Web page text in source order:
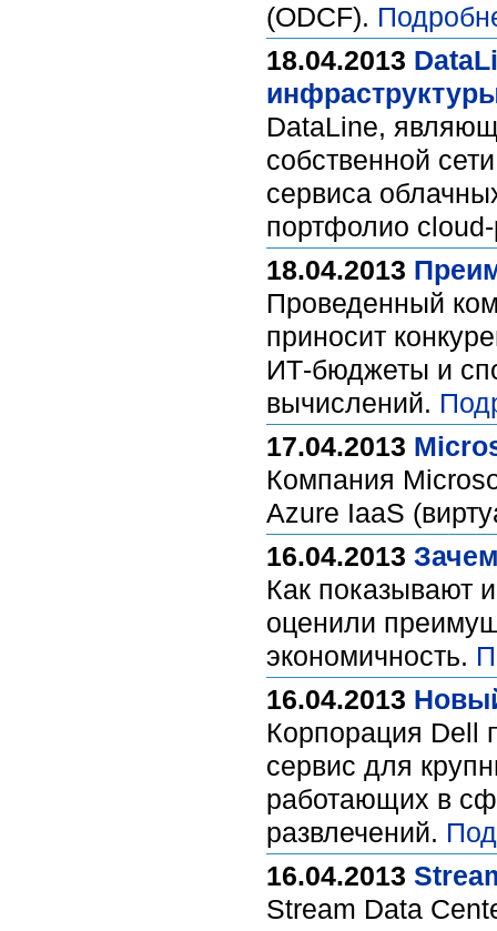
(ODCF).
18.04.2013
DataLine,
собственной
сервиса
портфолио
18.04.2013
Проведенный
приносит
ИТ-бюджеты и
вычислений.
17.04.2013
Компания
Azure IaaS
16.04.2013
Как показывают
оценили
экономичность.
16.04.2013
Корпорация Dell
сервис для
работающих в
развлечений.
16.04.2013
Stream Data